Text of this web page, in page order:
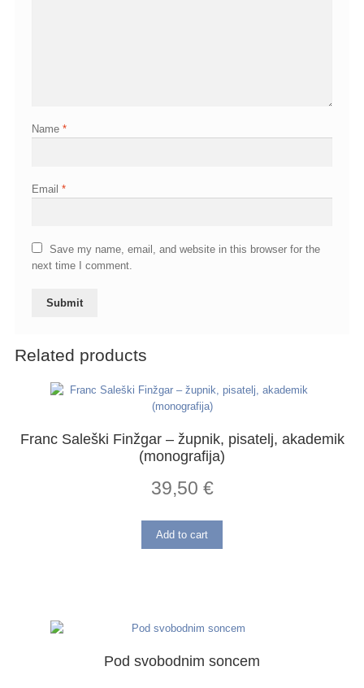
Name *
Email *
Save my name, email, and website in this browser for the
next time I comment.
Related products
Franc Saleški Finžgar – župnik, pisatelj, akademik
(monografija)
39,50 €
Add to cart
Pod svobodnim soncem